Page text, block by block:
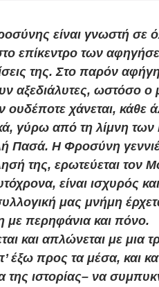
είναι γνωστή σε
επίκεντρο των
της. Στο παρόν
αξεδιάλυτες, ωστόσο ο
χάνεται, κάθε
γύρω από τη λίμνη των
Πασά. Η Φροσύνη
της, ερωτεύεται τον
είναι ισχυρός
μας μνήμη
με περηφάνια και πόνο.
και απλώνεται με μια
έξω προς τα μέσα, και
της ιστορίας– να